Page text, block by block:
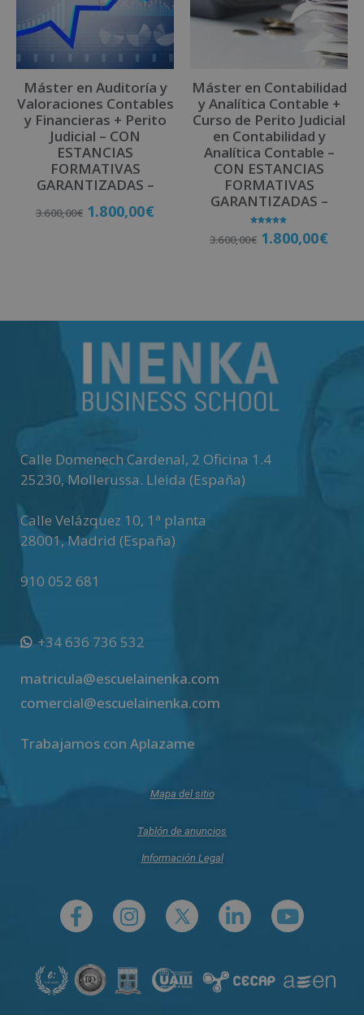
Máster en Auditoría y
Valoraciones Contables
y Financieras + Perito
Judicial – CON
ESTANCIAS
FORMATIVAS
GARANTIZADAS –
3.600,00€ 1.800,00€
Máster en Contabilidad
y Analítica Contable +
Curso de Perito Judicial
en Contabilidad y
Analítica Contable –
CON ESTANCIAS
FORMATIVAS
GARANTIZADAS –
con
5.00
3.600,00€ 1.800,00€
Calle Domenech Cardenal, 2 Oficina 1.4
25230, Mollerussa. Lleida (España)
Calle Velázquez 10, 1ª planta
28001,Madrid (España)
910 052 681
+34 636 736 532
matricula@escuelainenka.com
comercial@escuelainenka.com
Trabajamos con Aplazame
Mapa del sitio
Tablón de anuncios
Información Legal